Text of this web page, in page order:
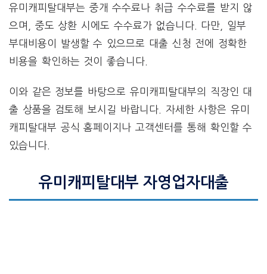
유미캐피탈대부는 중개 수수료나 취급 수수료를 받지 않
으며, 중도 상환 시에도 수수료가 없습니다. 다만, 일부
부대비용이 발생할 수 있으므로 대출 신청 전에 정확한
비용을 확인하는 것이 좋습니다.
이와 같은 정보를 바탕으로 유미캐피탈대부의 직장인 대
출 상품을 검토해 보시길 바랍니다. 자세한 사항은 유미
캐피탈대부 공식 홈페이지나 고객센터를 통해 확인할 수
있습니다.
유미캐피탈대부 자영업자대출